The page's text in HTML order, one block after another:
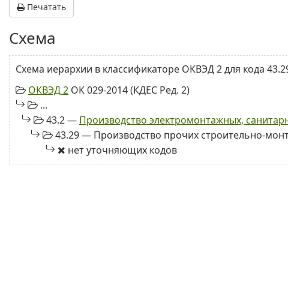
Печатать
Схема
Схема иерархии в классификаторе ОКВЭД 2 для кода
ОКВЭД 2 ОК 029-2014 (КДЕС Ред. 2)
...
43.2 — Производство электромонтажных,
43.29 — Производство прочих строительно-
нет уточняющих кодов